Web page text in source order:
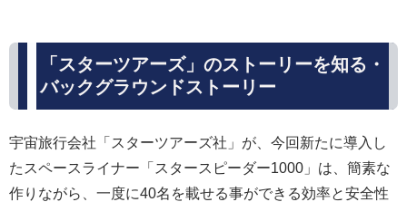
「スターツアーズ」のストーリーを知る・
バックグラウンドストーリー
宇宙旅行会社「スターツアーズ社」が、今回新たに導入し
たスペースライナー「スタースピーダー1000」は、簡素な
作りながら、一度に40名を載せる事ができる効率と安全性